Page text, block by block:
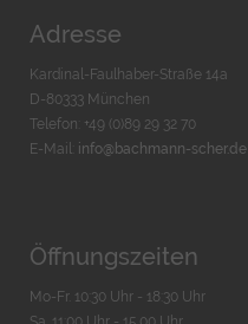
Adresse
Kardinal-Faulhaber-Straße 14a
D-80333 München
Telefon: +49 (0)89 29 32 70
E-Mail: info@bachmann-scher.de
Öffnungszeiten
Mo-Fr. 10:30 Uhr - 18:30 Uhr